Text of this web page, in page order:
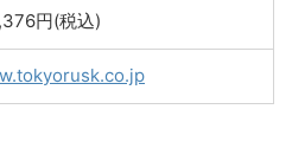
円(税込)